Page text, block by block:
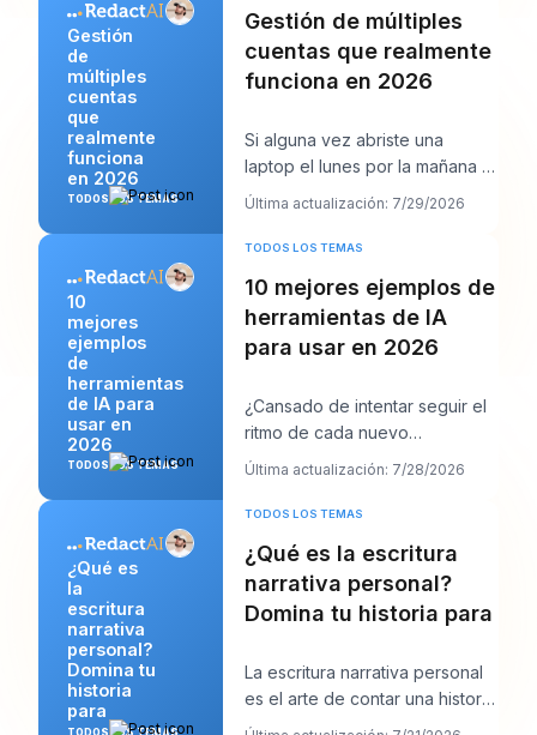
Gestión
de
múltiples
cuentas
que
realmente
funciona
en 2026
TODOS LOS TEMAS
Gestión de múltiples
cuentas que realmente
funciona en 2026
Si alguna vez abriste una
laptop el lunes por la mañana y
viste doce inicios de sesión,
Última actualización: 7/29/2026
10
mejores
ejemplos
de
herramientas
de IA para
usar en
2026
TODOS LOS TEMAS
TODOS LOS TEMAS
10 mejores ejemplos de
herramientas de IA
para usar en 2026
¿Cansado de intentar seguir el
ritmo de cada nuevo
lanzamiento de IA y aun así
Última actualización: 7/28/2026
¿Qué es
la
escritura
narrativa
personal?
Domina tu
historia
para
TODOS LOS TEMAS
TODOS LOS TEMAS
¿Qué es la escritura
narrativa personal?
Domina tu historia para
La escritura narrativa personal
es el arte de contar una historia
verdadera de tu propia vida